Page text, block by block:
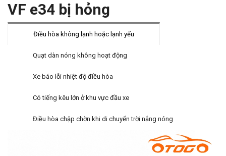
VF e34 bị hỏng
Điều hòa không lạnh hoặc lạnh yếu
Quạt dàn nóng không hoạt động
Xe báo lỗi nhiệt độ điều hòa
Có tiếng kêu lớn ở khu vực đầu xe
Điều hòa chập chờn khi di chuyển trời nắng nóng